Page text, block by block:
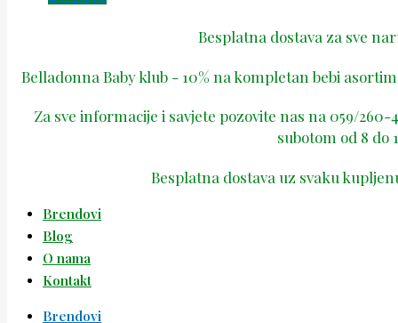
Besplatna dostava za sve
Belladonna Baby klub - 10% na kompletan bebi
Za sve informacije i savjete pozovite nas na 059/
subotom od 8 do
Besplatna dostava uz svaku
Brendovi
Blog
O nama
Kontakt
Brendovi